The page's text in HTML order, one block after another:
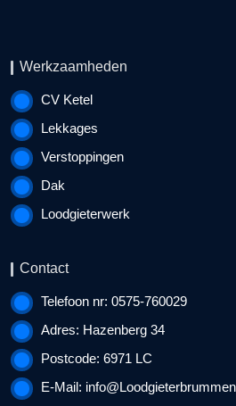
Werkzaamheden
CV Ketel
Lekkages
Verstoppingen
Dak
Loodgieterwerk
Contact
Telefoon nr: 0575-760029
Adres: Hazenberg 34
Postcode: 6971 LC
E-Mail: